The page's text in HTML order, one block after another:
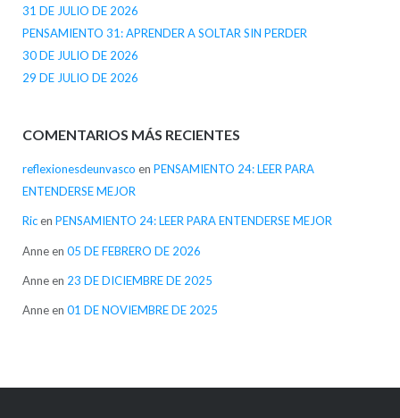
31 DE JULIO DE 2026
PENSAMIENTO 31: APRENDER A SOLTAR SIN PERDER
30 DE JULIO DE 2026
29 DE JULIO DE 2026
COMENTARIOS MÁS RECIENTES
reflexionesdeunvasco en PENSAMIENTO 24: LEER PARA
ENTENDERSE MEJOR
Ricen PENSAMIENTO 24: LEER PARA ENTENDERSE MEJOR
Anneen 05 DE FEBRERO DE 2026
Anneen 23 DE DICIEMBRE DE 2025
Anneen 01 DE NOVIEMBRE DE 2025